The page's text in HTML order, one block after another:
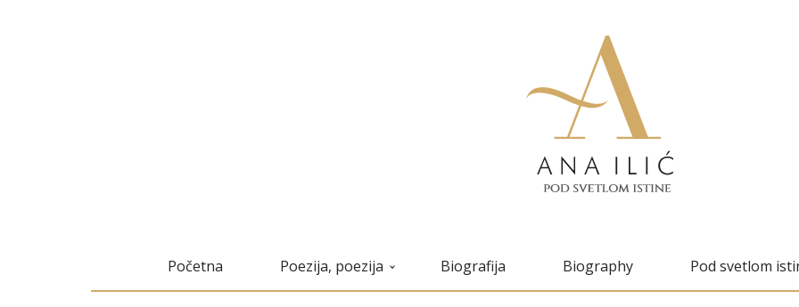
Početna Poezija, poezija Biografija Biography Pod svetlom